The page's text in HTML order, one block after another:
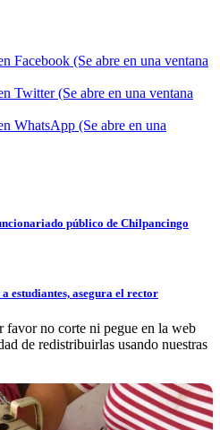
Facebook (Se abre en una ventana
Twitter (Se abre en una ventana
WhatsApp (Se abre en una
público de Chilpancingo
estudiantes, asegura el rector
no corte ni pegue en la web
de redistribuirlas usando nuestras